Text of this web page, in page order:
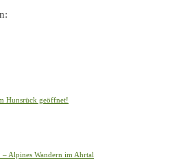
Hunsrück geöffnet!
Alpines Wandern im Ahrtal